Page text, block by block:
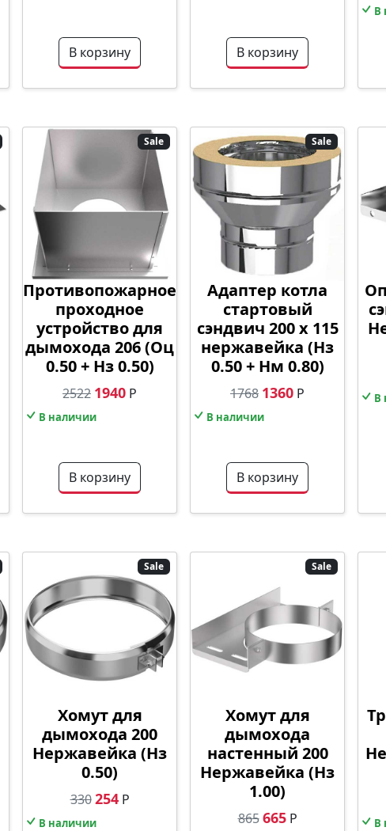
В корзину В корзину
В
Sale
Противопожарное
проходное
устройство для
дымохода 206 (Оц
0.50 + Нз 0.50)
2522 1940 Р
В наличии
В корзину
Sale
Адаптер котла
стартовый
сэндвич 200 х 115
нержавейка (Нз
0.50 + Нм 0.80)
1768 1360 Р
В наличии
В корзину
В
Sale
Хомут для
дымохода 200
Нержавейка (Нз
0.50)
330 254Р
В наличии
Sale
Хомут для
дымохода
настенный 200
Нержавейка (Нз
1.00)
865 665Р В